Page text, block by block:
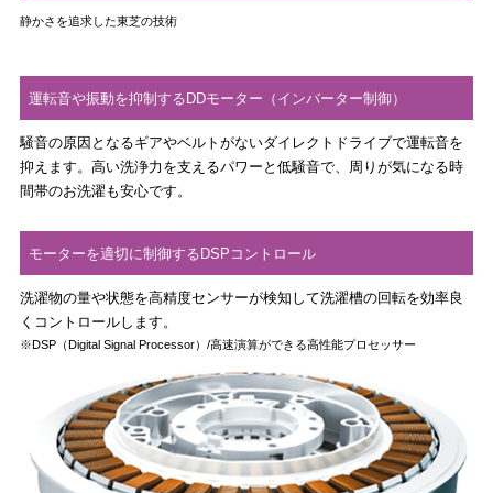
静かさを追求した東芝の技術
運転音や振動を抑制するDDモーター （インバーター制御）
騒音の原因となるギアやベルトがないダイレクトドライブで運転音を
抑えます。高い洗浄力を支えるパワーと低騒音で、周りが気になる時
間帯のお洗濯も安心です。
モーターを適切に制御するDSPコントロール
洗濯物の量や状態を高精度センサーが検知して洗濯槽の回転を効率良
くコントロールします。
※ DSP（Digital Signal Processor）/高速演算ができる高性能プロセッサー